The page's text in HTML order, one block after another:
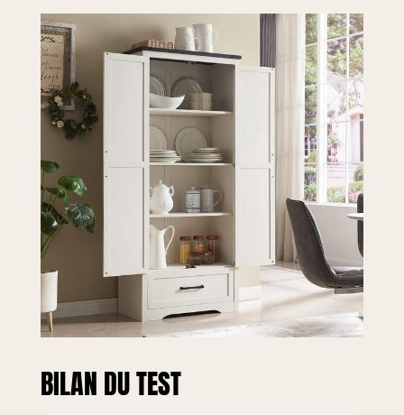
salon, complétant
parfaitement
n'importe quel
style de mobilier et
de décoration que
vous adoptez
Multi-usage : cette
grande armoire
garde-manger avec
portes, étagères et
tiroirs dispose
d'une immense
capacité de
stockage. Véritable
merveille
polyvalente, elle
s'adapte
parfaitement aux
BILAN DU TEST